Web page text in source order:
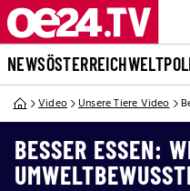
NEWSÖSTERREICHWELT
Video Unsere Tiere Video
BESSER ESSEN: